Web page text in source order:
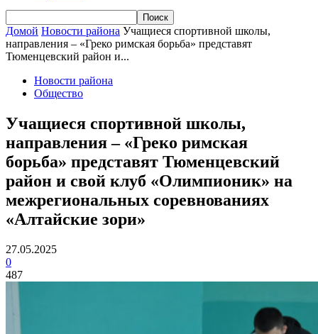
Домой Новости района Учащиеся спортивной школы,
направления – «Греко римская борьба» представят
Тюменцевский район и...
Новости района
Общество
Учащиеся спортивной школы,
направления – «Греко римская
борьба» представят Тюменцевский
район и свой клуб «Олимпионик» на
межрегиональных соревнованиях
«Алтайские зори»
27.05.2025
0
487